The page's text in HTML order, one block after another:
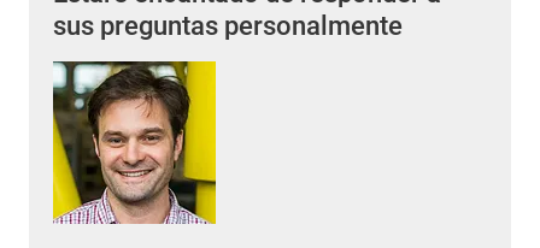
sus preguntas personalmente